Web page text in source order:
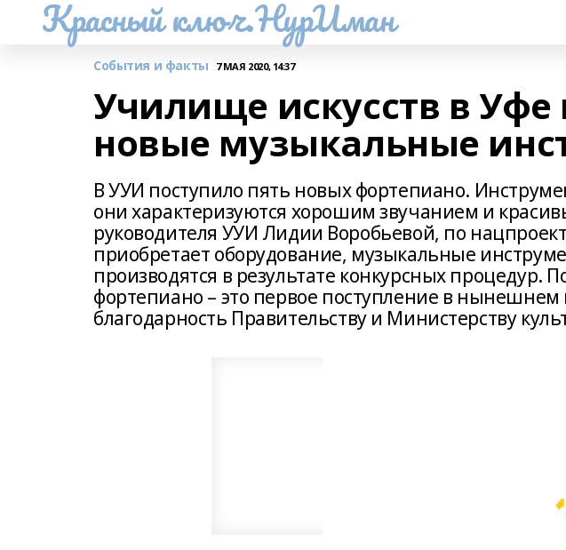
Красный ключ.НурИман
События и факты 7 МАЯ 2020, 14:37
Училище искусств в Уфе
новые музыкальные
В УУИ поступило пять новых фортепиано.
они характеризуются хорошим звучанием и
руководителя УУИ Лидии Воробьевой, по
приобретает оборудование, музыкальные
производятся в результате конкурсных процедур.
фортепиано – это первое поступление в нынешнем
благодарность Правительству и Министерству